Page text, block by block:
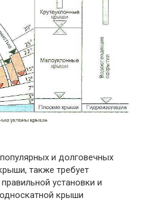
и долговечных
также требует
установки и
крыши